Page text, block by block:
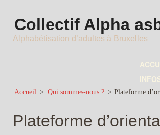
Collectif Alpha
Alphabétisation d’adultes à Bruxelles
Accueil > Qui sommes-nous ? > Plateforme
Plateforme